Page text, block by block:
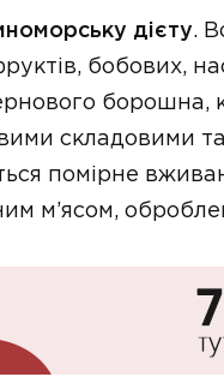
дієту.
бобових,
борошна,
складовими
помірне
м’ясом,